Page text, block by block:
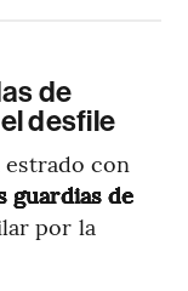
de
desfile
con
guardias de
por la